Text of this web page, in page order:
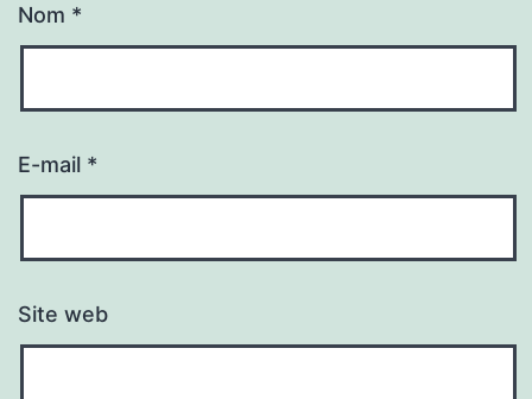
Nom *
E-mail *
Site web